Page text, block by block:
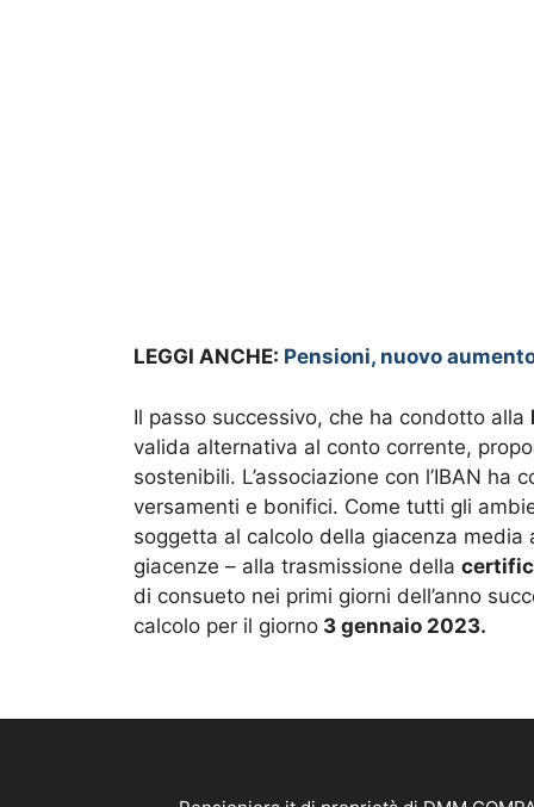
LEGGI ANCHE: Pensioni, nuovo
Il passo successivo, che ha condotto alla
valida alternativa al conto corrente,
sostenibili. L’associazione con l’IBAN
versamenti e bonifici. Come tutti gli
soggetta al calcolo della giacenza
giacenze – alla trasmissione della
di consueto nei primi giorni dell’anno
calcolo per il giorno 3 gennaio 2023.